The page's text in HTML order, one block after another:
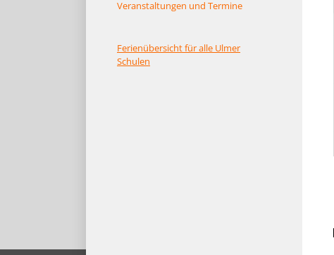
Veranstaltungen und Termine
Ferienübersicht für alle Ulmer
Schulen